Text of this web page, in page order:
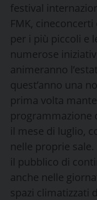
festival
FMK,
per i più piccoli e
numerose
animeranno
quest’anno una
prima volta
programmazione
il mese di luglio,
nelle proprie
il pubblico di
anche nelle
spazi climatizzati